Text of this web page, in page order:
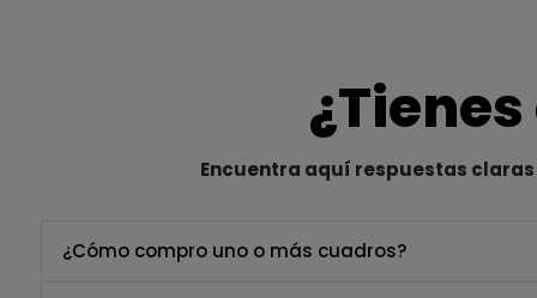
Encuentra aquí respuestas
¿Cómo compro uno o más cuadros?